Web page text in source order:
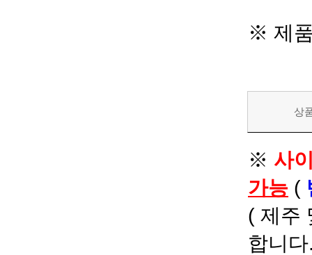
※ 제
상
※ 사
가능 (
( 제주
합니